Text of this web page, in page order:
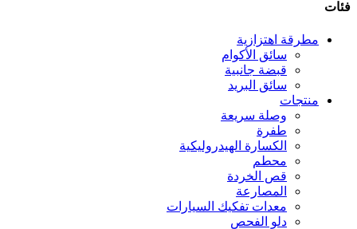
فئات
مطرقة اهتزازية
سائق الأكوام
قبضة جانبية
سائق البريد
منتجات
وصلة سريعة
طفرة
الكسارة الهيدروليكية
محطم
قص الخردة
المصارعة
معدات تفكيك السيارات
دلو الفحص